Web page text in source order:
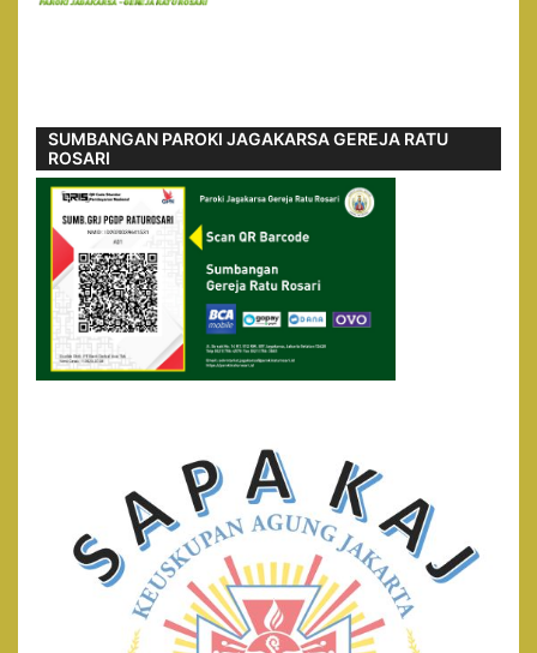
SUMBANGAN PAROKI JAGAKARSA GEREJA RATU
ROSARI